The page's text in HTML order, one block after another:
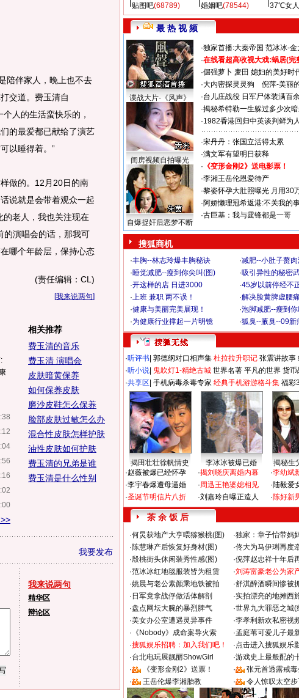
陪伴家人，晚上也不去
交道。费玉清自
人的生活蛮快乐的，
的最爱都已献给了演艺
以睡得着。”
做的。12月20日的南
说就是会带着观众一起
的老人，我也关注现在
的演唱会的话，那我可
哪个年龄层，保持心态
(责任编辑：CL)
[我来说两句]
相关推荐
费玉清的音乐
费玉清 演唱会
皮肤暗黄保养
如何保养皮肤
磨沙皮鞋怎么保养
脸部皮肤过敏怎么办
混合性皮肤怎样护肤
油性皮肤如何护肤
费玉清的兄弟是谁
费玉清是什么性别
我要发布
我来说两句
精华区
辩论区
贴图吧(68789) 婚姻吧(78544) 37℃女
最 热 视 频
谍战大片-《风声》
闺房视频自拍曝光
自爆捉奸后恶梦不断
·独家首播:大秦帝国 范冰冰-金
·在线看超高收视大戏:蜗居(完
·倔强萝卜 麦田 媳妇的美好时
·大内密探灵灵狗
倪萍-美丽
·台儿庄战役 日军尸体装满百
·揭秘希特勒一生躲过多少次暗
·1982香港回归中英谈判鲜为
·宋丹丹：张国立活得太累
·满文军有望明日获释
· 《变形金刚2》送电影票！
·李湘王岳伦恩爱待产
·黎姿怀孕大肚照曝光 月用30
·阿娇懒理冠希返港:不关我的
·古巨基：我与霆锋都是一哥
搜狐商机
·丰胸--林志玲爆丰胸秘诀 ·减肥--小肚子赘肉
·睡觉减肥--瘦到你尖叫(图) ·吸引异性的秘密
·开这样的店 日进3000 ·45岁以前停经不
·上班 兼职 两不误！ ·解决脸黄脾虚腰
·健康与美丽完美展现！ ·泡脚减肥--瘦到你
·为健康行业撑起一片明镜 ·狐臭--腋臭--09新
·听评书 郭德纲对口相声集 杜拉拉升职记 张震讲故事
·听小说 鬼吹灯1-精绝古城 世界名著 平凡的世界 货币
·共享区 手机病毒杀毒专家 经典手机游游格斗集 福彩
揭田壮壮徐帆情史 李冰冰被爆已婚
揭秘生
·赵薇被爆已经怀孕
·李宇春爆遭母逼婚
·圣诞节明信片八折
·揭刘晓庆离婚内幕
·周迅王艳婆媳相见
·刘嘉玲自曝正造人
·李幼斌
·陆毅爱
·陈好新
茶 余 饭 后
·何炅获地产大亨喂猕猴桃(图) ·独家：章子怡带妈
·陈慧琳产后恢复好身材(图) ·佟大为马伊琍再度
·殷桃街头休闲装秀性感(图) ·倪萍赵忠祥十年后
·范冰冰红地毯服装皆为租赁 ·刘涛富豪老公为家
·姚晨与老公素颜乘地铁被拍 ·舒淇醉酒瞬间惨被
· 日军竟拿战俘做活体解剖 ·实拍漂亮的地摊西
·盘点网坛大腕的暴烈脾气 ·世界九大罪恶之城(
·美女办公室遭遇灵异事件 ·李孝利新欢私密视
· 《Nobody》成命案导火索 ·孟庭苇可爱儿子最
·搜狐娱乐招聘：加入我们吧！ ·点击进入搜狐娱乐
·台北电玩展靓丽ShowGirl ·游戏史上最般配的
·
《变形金刚2》送票！ ·
张元首透露戒
·
王岳伦爆李湘胎教 · 令人惊叹太空